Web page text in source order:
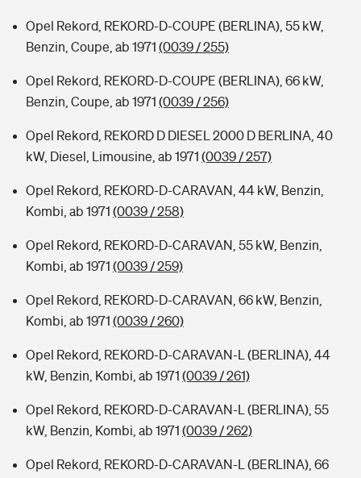
Opel Rekord, REKORD-D-COUPE (BERLINA), 55 kW,
Benzin, Coupe, ab 1971 (0039 / 255)
Opel Rekord, REKORD-D-COUPE (BERLINA), 66 kW,
Benzin, Coupe, ab 1971 (0039 / 256)
Opel Rekord, REKORD D DIESEL 2000 D BERLINA, 40
kW, Diesel, Limousine, ab 1971 (0039 / 257)
Opel Rekord, REKORD-D-CARAVAN, 44 kW, Benzin,
Kombi, ab 1971 (0039 / 258)
Opel Rekord, REKORD-D-CARAVAN, 55 kW, Benzin,
Kombi, ab 1971 (0039 / 259)
Opel Rekord, REKORD-D-CARAVAN, 66 kW, Benzin,
Kombi, ab 1971 (0039 / 260)
Opel Rekord, REKORD-D-CARAVAN-L (BERLINA), 44
kW, Benzin, Kombi, ab 1971 (0039 / 261)
Opel Rekord, REKORD-D-CARAVAN-L (BERLINA), 55
kW, Benzin, Kombi, ab 1971 (0039 / 262)
Opel Rekord, REKORD-D-CARAVAN-L (BERLINA), 66